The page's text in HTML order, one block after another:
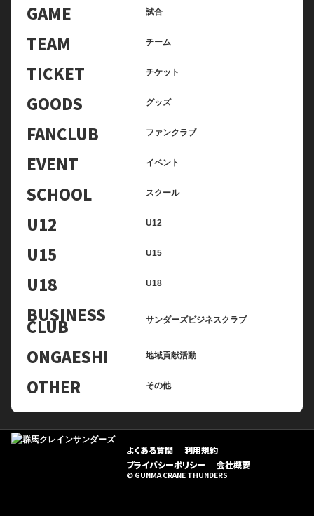
GAME 試合
TEAM チーム
TICKET チケット
GOODS グッズ
FANCLUB ファンクラブ
EVENT イベント
SCHOOL スクール
U12 U12
U15 U15
U18 U18
BUSINESS
CLUB サンダーズビジネスクラブ
ONGAESHI 地域貢献活動
OTHER その他
よくある質問
利用規約
プライバシーポリシー
会社概要
© GUNMA CRANE THUNDERS